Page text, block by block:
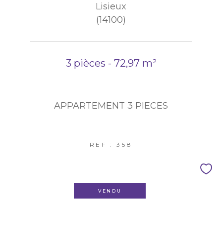
Lisieux
(14100)
3 pièces - 72,97 m²
APPARTEMENT 3 PIECES
REF : 358
VENDU